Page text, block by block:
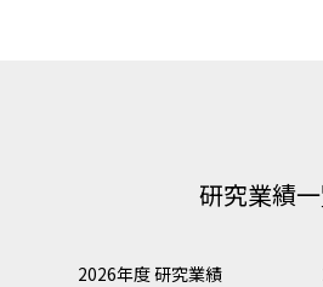
研究業績
2026年度 研究業績